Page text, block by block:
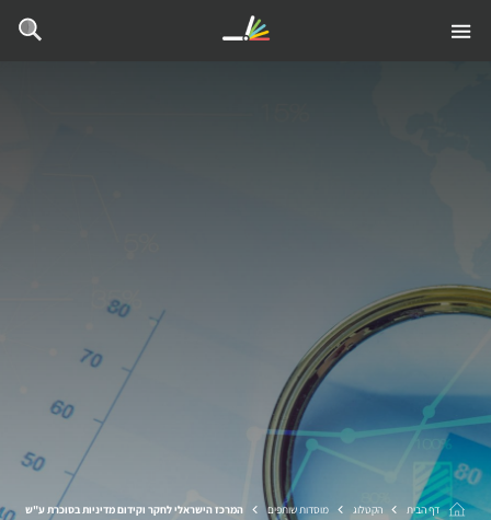
דף הבית הקטלוג מוסדות שותפים
המרכז הישראלי לחקר וקידום מדיניות בסוכרת ע"ש